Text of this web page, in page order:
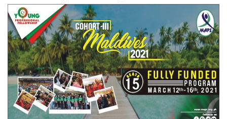
Qidirish
Kirish